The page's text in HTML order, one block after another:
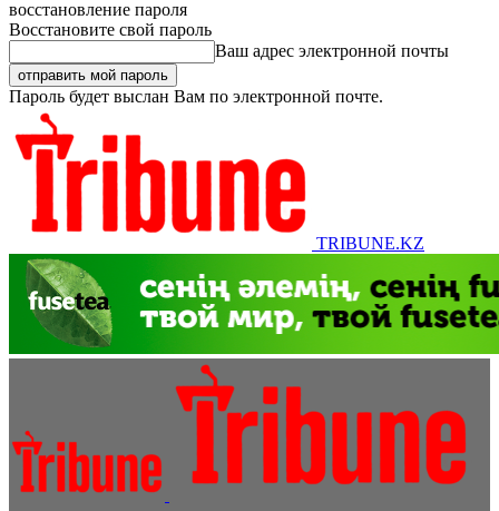
восстановление пароля
Восстановите свой пароль
Ваш адрес электронной почты
Пароль будет выслан Вам по электронной почте.
TRIBUNE.KZ